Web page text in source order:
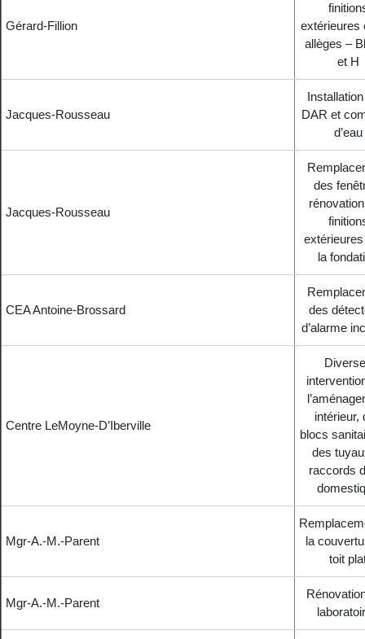
Gérard-Fillion
extérieures
allèges –
et H
Jacques-Rousseau
Installation
DAR et
d’eau
Jacques-Rousseau
des
la
CEA Antoine-Brossard
des
d’alarme
Centre LeMoyne-D’Iberville
intérieur,
blocs
des
raccords
Mgr-A.-M.-Parent
la
toit
Mgr-A.-M.-Parent